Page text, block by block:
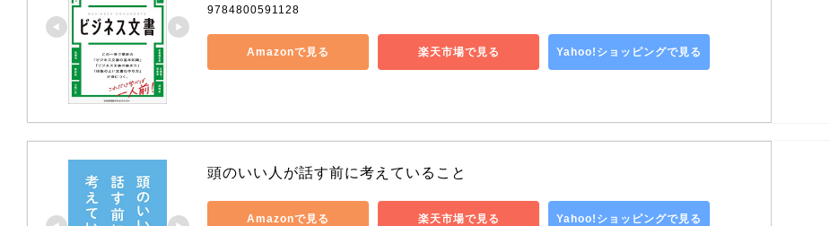
9784800591128
Amazonで見る 楽天市場で見る Yahoo!ショッピングで見る
頭のいい人が話す前に考えていること
Amazonで見る 楽天市場で見る Yahoo!ショッピングで見る